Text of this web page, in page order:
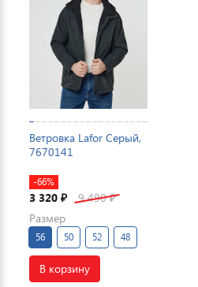
Ветровка Lafor Серый,
7670141
-66%
3 320 ₽ 9 490₽
Размер
56 50 52 48
В корзину